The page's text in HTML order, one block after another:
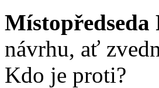
návrhu, ať
Kdo je proti?